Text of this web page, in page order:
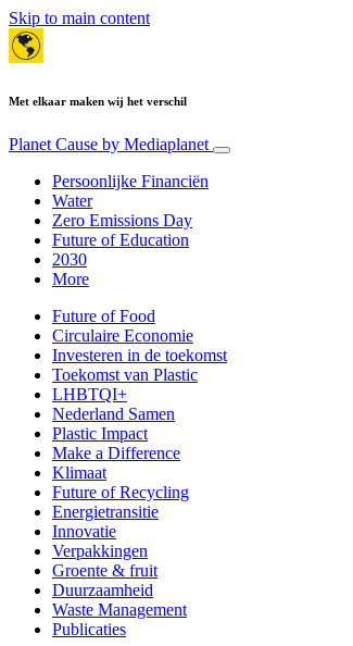
Skip to main content
Met elkaar maken wij het verschil
Planet Cause by Mediaplanet
Persoonlijke Financiën
Water
Zero Emissions Day
Future of Education
2030
More
Future of Food
Circulaire Economie
Investeren in de toekomst
Toekomst van Plastic
LHBTQI+
Nederland Samen
Plastic Impact
Make a Difference
Klimaat
Future of Recycling
Energietransitie
Innovatie
Verpakkingen
Groente & fruit
Duurzaamheid
Waste Management
Publicaties